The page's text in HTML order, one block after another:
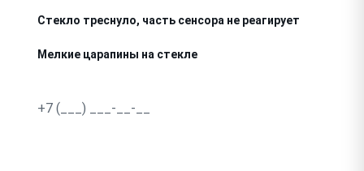
Стекло треснуло, часть сенсора не реагирует
Мелкие царапины на стекле